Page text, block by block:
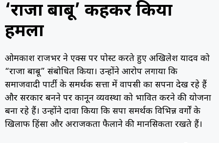
‘राजा बाबू’ कहकर किया
हमला
ओमप्रकाश राजभर ने एक्स पर पोस्ट करते हुए अखिलेश यादव को
“राजा बाबू” संबोधित किया। उन्होंने आरोप लगाया कि
समाजवादी पार्टी के समर्थक सत्ता में वापसी का सपना देख रहे हैं
और सरकार बनने पर कानून व्यवस्था को प्रभावित करने की योजना
बना रहे हैं। उन्होंने दावा किया कि सपा समर्थक विभिन्न वर्गों के
खिलाफ हिंसा और अराजकता फैलाने की मानसिकता रखते हैं।